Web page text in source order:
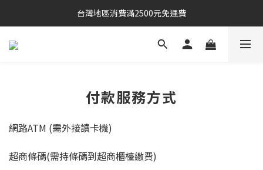
台灣地區消費滿2500元免運費
付款服務方式
網路ATM (需外接讀卡機)
超商條碼(需持條碼到超商櫃檯繳費)